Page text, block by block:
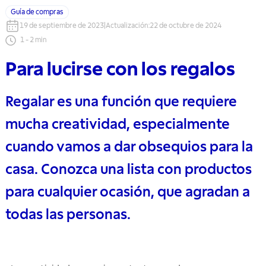
Guía de compras
19 de septiembre de 2023 Actualización:22 de octubre de 2024
1- 2 min
Para lucirse con los regalos
Regalar es una función que requiere
mucha creatividad, especialmente
cuando vamos a dar obsequios para la
casa. Conozca una lista con productos
para cualquier ocasión, que agradan a
todas las personas.